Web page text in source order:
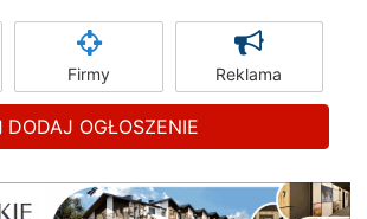
Firmy Reklama
DODAJ OGŁOSZENIE